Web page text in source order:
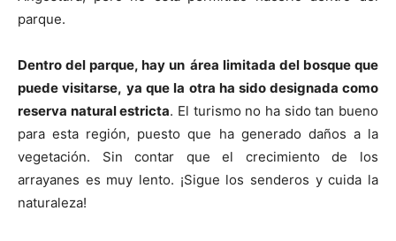
parque.
Dentro del parque, hay un área limitada del bosque que
puede visitarse, ya que la otra ha sido designada como
reserva natural estricta. El turismo no ha sido tan bueno
para esta región, puesto que ha generado daños a la
vegetación. Sin contar que el crecimiento de los
arrayanes es muy lento. ¡Sigue los senderos y cuida la
naturaleza!